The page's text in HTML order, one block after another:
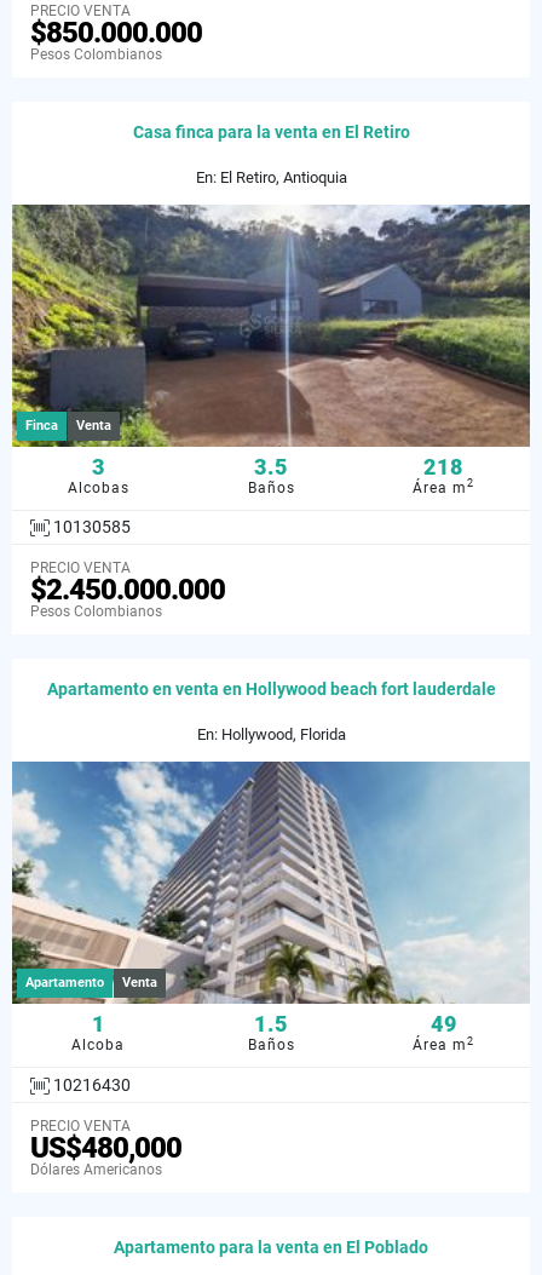
PRECIO VENTA
$850.000.000
Pesos Colombianos
Casa finca para la venta en El Retiro
En: El Retiro, Antioquia
Finca Venta
3
Alcobas
3.5
Baños
218
Área m2
10130585
PRECIO VENTA
$2.450.000.000
Pesos Colombianos
Apartamento en venta en Hollywood beach fort lauderdale
En: Hollywood, Florida
Apartamento Venta
1
Alcoba
1.5
Baños
49
Área m2
10216430
PRECIO VENTA
US$480,000
Dólares Americanos
Apartamento para la venta en El Poblado